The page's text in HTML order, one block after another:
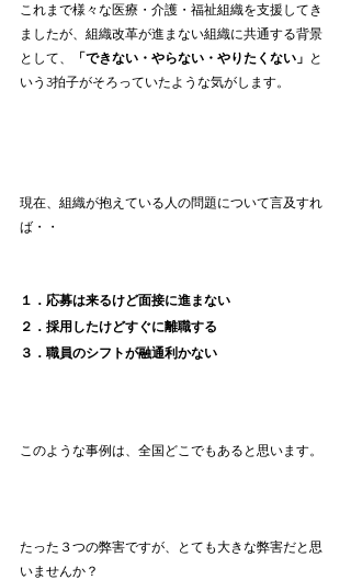
これまで様々な医療・介護・福祉組織を支援してき
ましたが、組織改革が進まない組織に共通する背景
として、
「できない・やらない・やりたくない」 と
いう3拍子がそろっていたような気がします。
現在、組織が抱えている人の問題について言及すれ
ば・・
１．応募は来るけど面接に進まない
２．採用したけどすぐに離職する
３．職員のシフトが融通利かない
このような事例は、全国どこでもあると思います。
たった３つの弊害ですが、とても大きな弊害だと思
いませんか？